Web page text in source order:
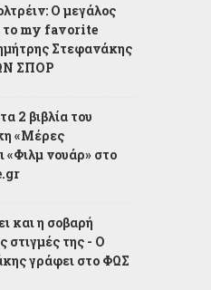
Ο μεγάλος
το my favorite
Στεφανάκης
ΣΠΟΡ
2 βιβλία του
«Μέρες
«Φιλμ νουάρ» στο
και η σοβαρή
στιγμές της - Ο
γράφει στο ΦΩΣ